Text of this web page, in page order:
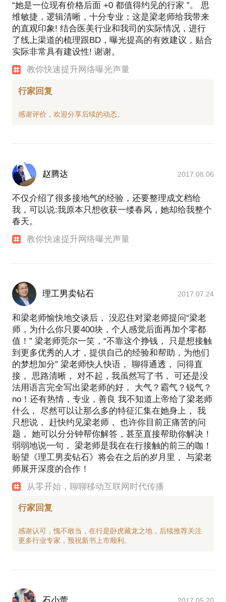
“她是一位现有价格后面 +0 都值得约见的行家 ”。 思
维敏捷，逻辑清晰，十分专业；这是梁老师给我带来
的直观印象! 结合医美行业和我司的实际情况，进行
了线上渠道的梳理跟BD，曝光提高的有效建议，贴合
实际非常具有建设性! 谢谢。
教你快速提升网络曝光声量
行家回复
赵腾达 2017.08.06
不仅介绍了很多接地气的经验，还要整理成文档给
我，可以说:我原本只想收获一缕春风，她却给我整个
春天。
教你快速提升网络曝光声量
理工男卖钻石 2017.07.24
和梁老师愉快地交谈后， 没忍住对梁老师提问“梁老
师，为什么你只要400块，个人感觉后面再加个零都
值！” 梁老师莞尔一笑，“不靠这个挣钱， 只是想接触
到更多优秀的人才，提供自己的经验和帮助，为他们
的梦想加分” 梁老师快人快语， 聊得通透， 问得直
接， 思路清晰， 对不起，我虽然写了书， 可还是没
法用语言完全写出梁老师的好， 大气？霸气？锐气？
no！还有热情，专业，善良 我不知道上帝给了梁老师
什么， 尽然可以让那么多的特征汇集在她身上， 我
只想说， 赶快约见梁老师， 也许你目前正痛苦的问
题， 她可以分分钟帮你解答，甚至直接帮助你解决！
弱弱地说一句， 梁老师是我在在行接触的前三的咖！
盼望《理工男卖钻石》将会在之后的岁月里， 与梁老
师展开深度的合作！
从零开始，聊聊移动互联网时代传播
行家回复
感谢认可，愧不敢当，在行是卧虎藏龙之地，后续推荐关注